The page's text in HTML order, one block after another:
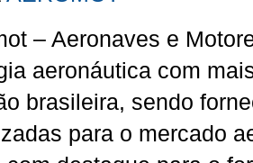
– Aeronaves e
aeronáutica com
brasileira, sendo
para o mercado